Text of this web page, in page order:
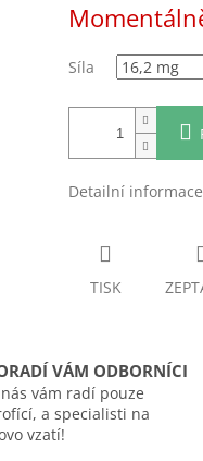
cena:
Síla
Detailní informace
TISK
VÁM ODBORNÍCI
vám radí pouze
a specialisti na
vzatí!